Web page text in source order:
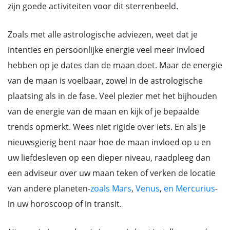
zijn goede activiteiten voor dit sterrenbeeld.
Zoals met alle astrologische adviezen, weet dat je
intenties en persoonlijke energie veel meer invloed
hebben op je dates dan de maan doet. Maar de energie
van de maan is voelbaar, zowel in de astrologische
plaatsing als in de fase. Veel plezier met het bijhouden
van de energie van de maan en kijk of je bepaalde
trends opmerkt. Wees niet rigide over iets. En als je
nieuwsgierig bent naar hoe de maan invloed op u en
uw liefdesleven op een dieper niveau, raadpleeg dan
een adviseur over uw maan teken of verken de locatie
van andere planeten-zoals Mars, Venus, en Mercurius-
in uw horoscoop of in transit.